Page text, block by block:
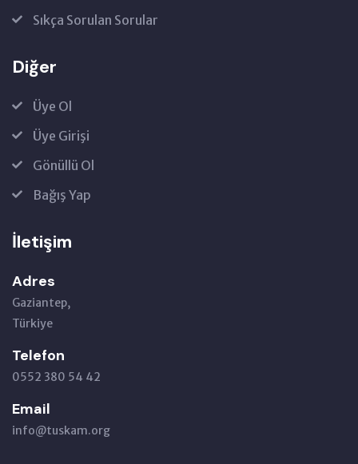
Sıkça Sorulan Sorular
Diğer
Üye Ol
Üye Girişi
Gönüllü Ol
Bağış Yap
İletişim
Adres
Gaziantep,
Türkiye
Telefon
0552 380 54 42
Email
info@tuskam.org